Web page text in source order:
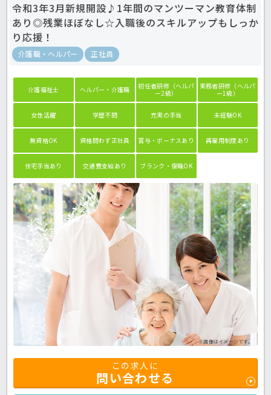
令和3年3月新規開設♪1年間のマンツーマン教育体制
あり◎残業ほぼなし☆入職後のスキルアップもしっか
り応援！
介護職・ヘルパー 正社員
介護福祉士 ヘルパー・介護職
初任者研修（ヘルパ
ー2級）
実務者研修（ヘルパ
ー1級）
女性活躍 学歴不問 充実の手当 未経験OK
無資格OK 資格問わず正社員 賞与・ボーナスあり 再雇用制度あり
住宅手当あり 交通費支給あり ブランク・復職OK
※画像はイメージです。
この求人に
問い合わせる